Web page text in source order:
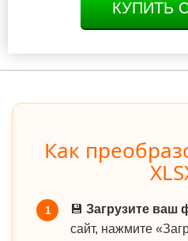
КУПИТЬ
Как
1 💾 Загрузите ваш
сайт, нажмите